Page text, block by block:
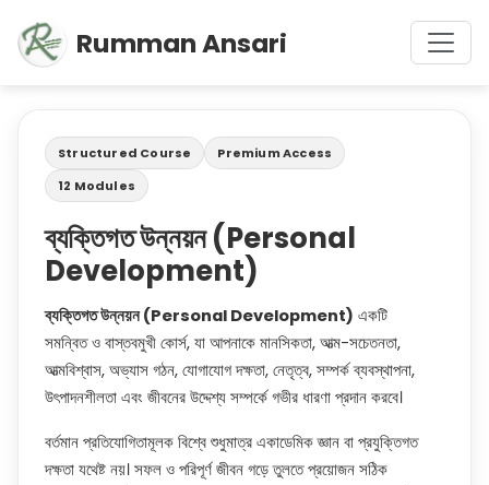
Rumman Ansari
Structured Course
Premium Access
12 Modules
ব্যক্তিগত উন্নয়ন (Personal
Development)
ব্যক্তিগত উন্নয়ন (Personal Development) একটি
সমন্বিত ও বাস্তবমুখী কোর্স, যা আপনাকে মানসিকতা, আত্ম-সচেতনতা,
আত্মবিশ্বাস, অভ্যাস গঠন, যোগাযোগ দক্ষতা, নেতৃত্ব, সম্পর্ক ব্যবস্থাপনা,
উৎপাদনশীলতা এবং জীবনের উদ্দেশ্য সম্পর্কে গভীর ধারণা প্রদান করবে।
বর্তমান প্রতিযোগিতামূলক বিশ্বে শুধুমাত্র একাডেমিক জ্ঞান বা প্রযুক্তিগত
দক্ষতা যথেষ্ট নয়। সফল ও পরিপূর্ণ জীবন গড়ে তুলতে প্রয়োজন সঠিক